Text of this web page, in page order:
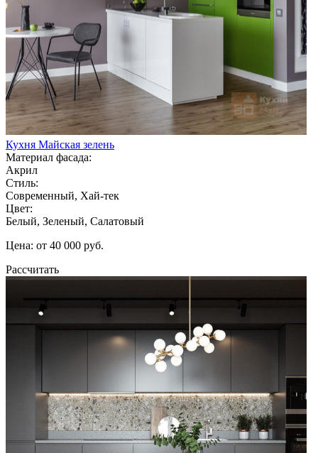
Кухня Майская зелень
Материал фасада:
Акрил
Стиль:
Современный, Хай-тек
Цвет:
Белый, Зеленый, Салатовый
Цена: от 40 000 руб.
Рассчитать